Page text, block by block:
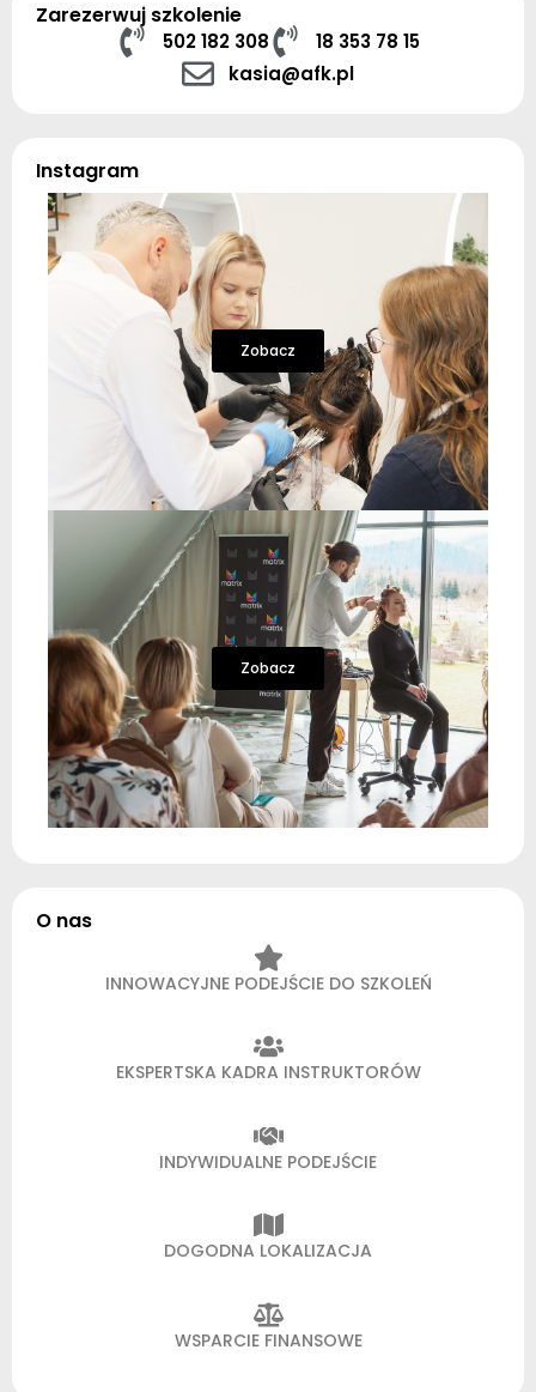
Zarezerwuj szkolenie
502 182 308
18 353 78 15
kasia@afk.pl
Instagram
Zobacz
Zobacz
O nas
INNOWACYJNE PODEJŚCIE DO SZKOLEŃ
EKSPERTSKA KADRA INSTRUKTORÓW
INDYWIDUALNE PODEJŚCIE
DOGODNA LOKALIZACJA
WSPARCIE FINANSOWE